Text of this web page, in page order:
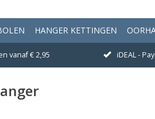
HANGER KETTINGEN
vanaf € 2,95 iDEAL -